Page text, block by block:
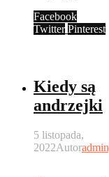
Facebook
Twitter Pinterest
Kiedy są
andrzejki
5 listopada,
2022Autoradmin